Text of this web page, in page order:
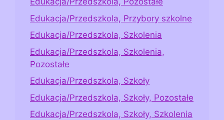
Edukacja/Przedszkola, Przybory szkolne
Edukacja/Przedszkola, Szkolenia
Edukacja/Przedszkola, Szkolenia,
Pozostałe
Edukacja/Przedszkola, Szkoły
Edukacja/Przedszkola, Szkoły, Pozostałe
Edukacja/Przedszkola, Szkoły, Szkolenia